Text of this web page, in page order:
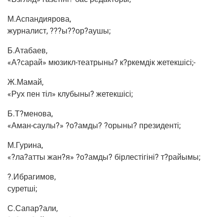
М.Аспандиярова,
жур­на­лист, ???ы??ор?аушы;
Б.Атабаев,
«А?сарай» мюзикл-теат­ры­ны? к?ркемдік жетекшісі;-
Ж.Мамай,
«Рух пен тіл» клу­бы­ны? жетекшісі;
Б.Т?менова,
«Аман-сау­лы?» ?о?амды? ?оры­ны? президенті;
М.Гурина,
«?ла?атты жан?я» ?о?амды? бір­ле­сті­гіні? т?райымы;
?.Ибра­ги­мов,
суретші;
С.Сапар?али,